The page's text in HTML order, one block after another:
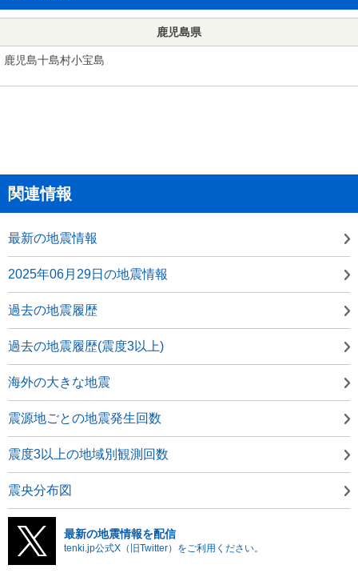
鹿児島県
鹿児島十島村小宝島
関連情報
最新の地震情報
2025年06月29日の地震情報
過去の地震履歴
過去の地震履歴(震度3以上)
海外の大きな地震
震源地ごとの地震発生回数
震度3以上の地域別観測回数
震央分布図
最新の地震情報を配信
tenki.jp公式X（旧Twitter）をご利用ください。